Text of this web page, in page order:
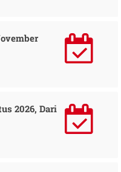
2026, Dari